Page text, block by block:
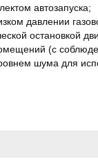
автозапуска;
давлении
остановкой
(с
шума для